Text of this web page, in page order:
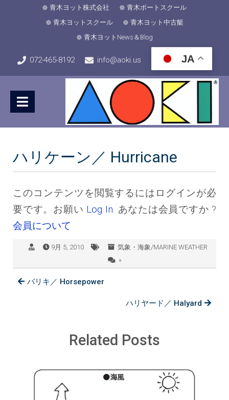
青木ヨット株式会社
青木ボートスクール
青木ヨットスクール
青木ヨット中古艇
青木ヨットNews＆Blog
072-465-8192 info@aoki.us JA
ハリケーン／ Hurricane
このコンテンツを閲覧するにはログインが必
要です。お願い Log In. あなたは会員ですか ?
会員について
9月 5, 2010
気象・海象/MARINE WEATHER
»
バリキ／ Horsepower
ハリヤード／ Halyard
Related Posts